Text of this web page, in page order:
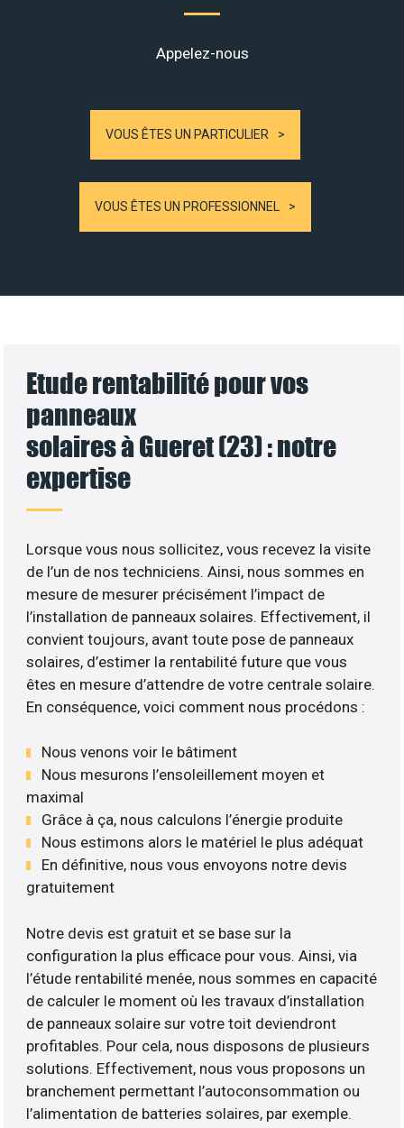
Appelez-nous
VOUS ÊTES UN PARTICULIER
VOUS ÊTES UN PROFESSIONNEL
Etude rentabilité pour vos
panneaux
solaires à Gueret (23) : notre
expertise
Lorsque vous nous sollicitez, vous recevez la visite
de l’un de nos techniciens. Ainsi, nous sommes en
mesure de mesurer précisément l’impact de
l’installation de panneaux solaires. Effectivement, il
convient toujours, avant toute pose de panneaux
solaires, d’estimer la rentabilité future que vous
êtes en mesure d’attendre de votre centrale solaire.
En conséquence, voici comment nous procédons :
Nous venons voir le bâtiment
Nous mesurons l’ensoleillement moyen et
maximal
Grâce à ça, nous calculons l’énergie produite
Nous estimons alors le matériel le plus adéquat
En définitive, nous vous envoyons notre devis
gratuitement
Notre devis est gratuit et se base sur la
configuration la plus efficace pour vous. Ainsi, via
l’étude rentabilité menée, nous sommes en capacité
de calculer le moment où les travaux d’installation
de panneaux solaire sur votre toit deviendront
profitables. Pour cela, nous disposons de plusieurs
solutions. Effectivement, nous vous proposons un
branchement permettant l’autoconsommation ou
l’alimentation de batteries solaires, par exemple.